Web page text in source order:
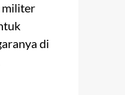
militer
di